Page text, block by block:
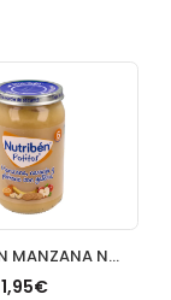
Añadir
NUTRIBEN MANZANA NARANJA PLATANO Y GALLETA POTITO 235 G
1,95€